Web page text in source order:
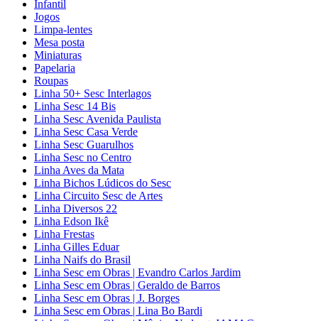
Infantil
Jogos
Limpa-lentes
Mesa posta
Miniaturas
Papelaria
Roupas
Linha 50+ Sesc Interlagos
Linha Sesc 14 Bis
Linha Sesc Avenida Paulista
Linha Sesc Casa Verde
Linha Sesc Guarulhos
Linha Sesc no Centro
Linha Aves da Mata
Linha Bichos Lúdicos do Sesc
Linha Circuito Sesc de Artes
Linha Diversos 22
Linha Edson Ikê
Linha Frestas
Linha Gilles Eduar
Linha Naifs do Brasil
Linha Sesc em Obras | Evandro Carlos Jardim
Linha Sesc em Obras | Geraldo de Barros
Linha Sesc em Obras | J. Borges
Linha Sesc em Obras | Lina Bo Bardi